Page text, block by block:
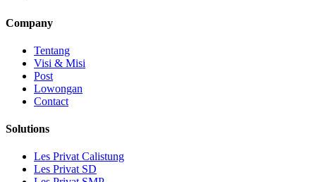
Company
Tentang
Visi & Misi
Post
Lowongan
Contact
Solutions
Les Privat Calistung
Les Privat SD